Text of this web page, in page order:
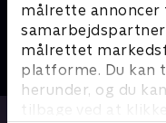
målrette annoncer
målrettet
platforme. Du kan
herunder, og du
tilbage ved at
Diamond League
Atletik